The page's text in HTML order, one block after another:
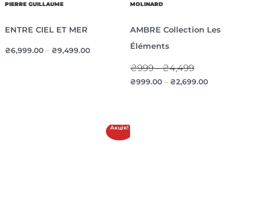
PIERRE GUILLAUME
ENTRE CIEL ET MER
₴6,999.00– ₴9,499.00
MOLINARD
AMBRE Collection Les
Éléments
₴999 - ₴4,499
₴999.00 – ₴2,699.00
Акція!